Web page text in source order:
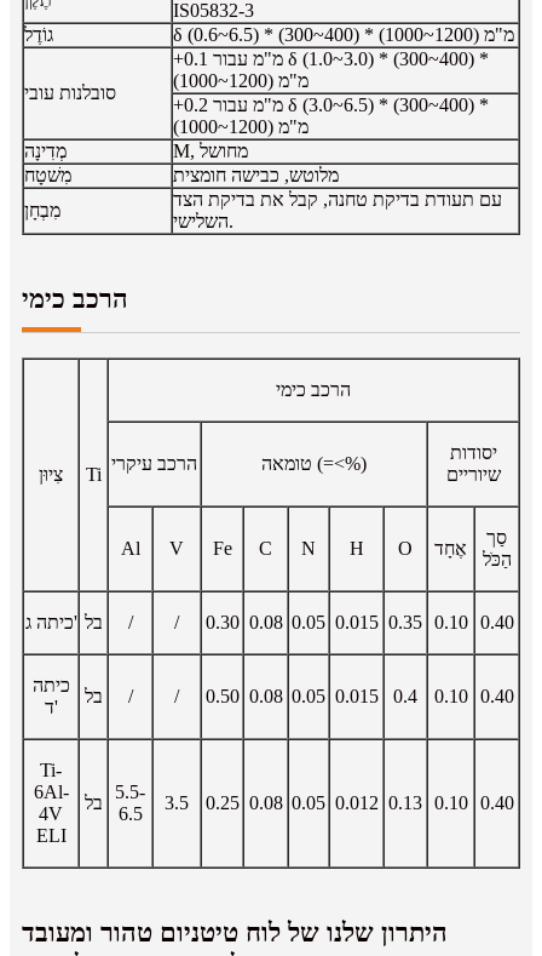
IS05832-3
גוֹדֶל
δ (0.6~6.5) * (300~400) * (1000~1200) מ"מ
סובלנות עובי
+0.1 מ"מ עבור δ (1.0~3.0) * (300~400) *
(1000~1200) מ"מ
+0.2 מ"מ עבור δ (3.0~6.5) * (300~400) *
(1000~1200) מ"מ
מְדִינָה
M, מחושל
מִשׁטָח
מלוטש, כבישה חומצית
מִבְחָן
עם תעודת בדיקת טחנה, קבל את בדיקת הצד
השלישי.
הרכב כימי
צִיוּן Ti
הרכב כימי
הרכב עיקרי טומאה (=<%)
יסודות
שיוריים
Al V Fe C N H O אֶחָד
סַך
הַכֹּל
כיתה ג' בל / / 0.30 0.08 0.05 0.015 0.35 0.10 0.40
כיתה
ד'
בל / / 0.50 0.08 0.05 0.015 0.4 0.10 0.40
Ti-
6Al-
4V
ELI
בל
5.5-
6.5
3.5 0.25 0.08 0.05 0.012 0.13 0.10 0.40
היתרון שלנו של לוח טיטניום טהור ומעובד